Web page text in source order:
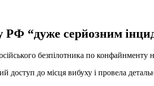
РФ “дуже серйозним
безпілотника по
до місця вибуху і провела